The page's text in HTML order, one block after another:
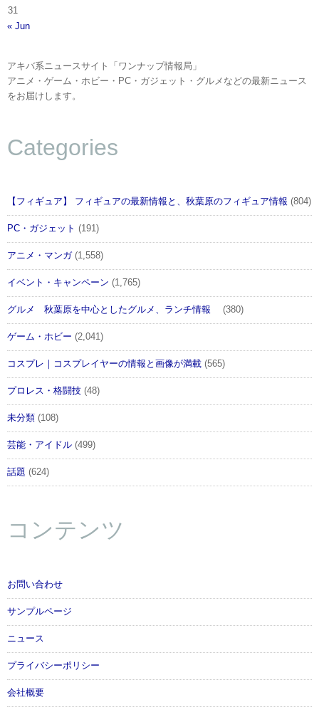
31
« Jun
アキバ系ニュースサイト「ワンナップ情報局」
アニメ・ゲーム・ホビー・PC・ガジェット・グルメなどの最新ニュース
をお届けします。
Categories
【フィギュア】 フィギュアの最新情報と、秋葉原のフィギュア情報 (804)
PC・ガジェット (191)
アニメ・マンガ(1,558)
イベント・キャンペーン (1,765)
グルメ 秋葉原を中心としたグルメ、ランチ情報 (380)
ゲーム・ホビー (2,041)
コスプレ｜コスプレイヤーの情報と画像が満載 (565)
プロレス・格闘技 (48)
未分類 (108)
芸能・アイドル (499)
話題 (624)
コンテンツ
お問い合わせ
サンプルページ
ニュース
プライバシーポリシー
会社概要